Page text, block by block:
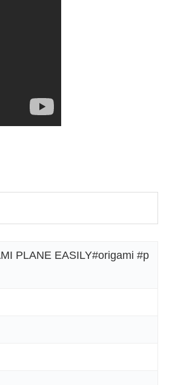
PLANE EASILY#origami #p